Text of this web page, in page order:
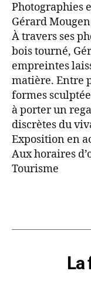
Photographies
Gérard
À travers ses
bois tourné,
empreintes
matière. Entre
formes
à porter un
discrètes du
Exposition en
Aux horaires
Tourisme
La